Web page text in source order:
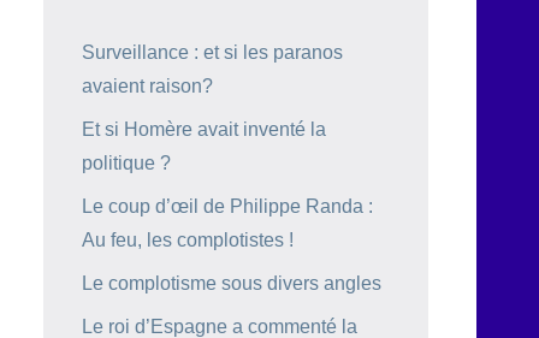
Surveillance : et si les paranos
avaient raison?
Et si Homère avait inventé la
politique ?
Le coup d’œil de Philippe Randa :
Au feu, les complotistes !
Le complotisme sous divers angles
Le roi d’Espagne a commenté la